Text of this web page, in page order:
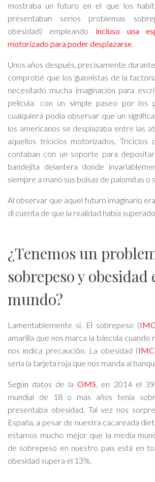
mostraba un futuro en el que los
presentaban serios problemas
obesidad) empleando incluso una
motorizado para poder desplazarse.
Unos años después, precisamente
comprobé que los guionistas de la
necesitado mucha imaginación para
película: con un simple paseo por los
cualquiera podía observar que un
los americanos se desplazaba entre las
aquellos triciclos motorizados. Triciclos
contaban con un soporte para
bandejita delantera donde
siempre a mano sus bolsas de palomitas o
Al observar que aquel futuro imaginario
di cuenta de que la realidad había
¿Tenemos un
sobrepeso y obesidad
mundo?
Lamentablemente sí. El sobrepeso (
amarilla que nos marca la báscula cuando
nos indica precaución. La obesidad (
sería la tarjeta roja que nos manda al
Según datos de laOMS, en 2014 el
mundial de 18 o más años tenía
presentaba obesidad. Tal vez nos
España, a pesar de nuestra cacareada
estamos mucho mejor que la media
de sobrepeso en nuestro país está en
obesidad supera el 13%.